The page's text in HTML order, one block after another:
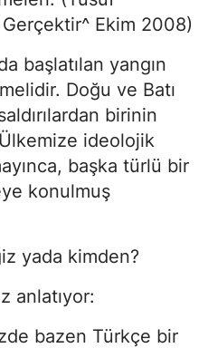
Ekim 2008)
başlatılan yangın
Doğu ve Batı
birinin
ideolojik
başka türlü bir
konulmuş
yada kimden?
anlatıyor:
bazen Türkçe bir